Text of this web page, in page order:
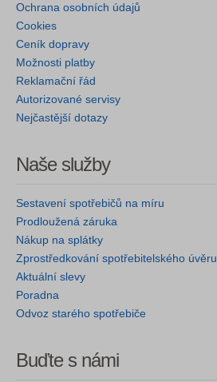
Ochrana osobních údajů
Cookies
Ceník dopravy
Možnosti platby
Reklamační řád
Autorizované servisy
Nejčastější dotazy
Naše služby
Sestavení spotřebičů na míru
Prodloužená záruka
Nákup na splátky
Zprostředkování spotřebitelského úvěru
Aktuální slevy
Poradna
Odvoz starého spotřebiče
Buďte s námi